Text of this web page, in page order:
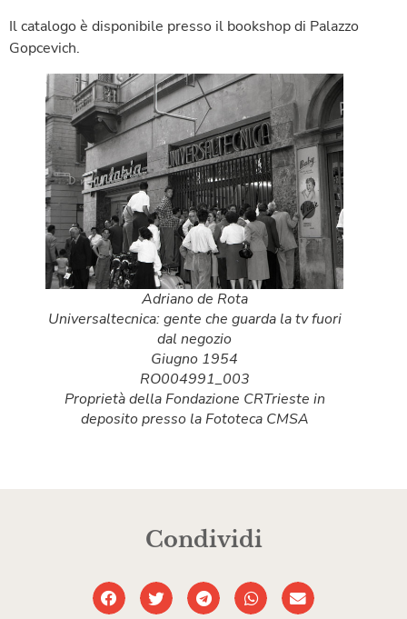
Il catalogo è disponibile presso il bookshop di Palazzo
Gopcevich.
Adriano de Rota
Universaltecnica: gente che guarda la tv fuori
dal negozio
Giugno 1954
RO004991_003
Proprietà della Fondazione CRTrieste in
deposito presso la Fototeca CMSA
Condividi